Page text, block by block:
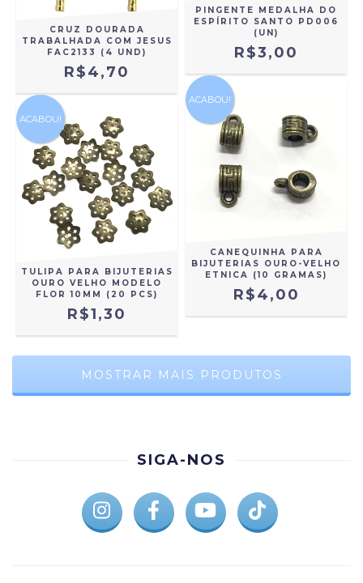
CRUZ DOURADA
TRABALHADA COM JESUS
FAC2133 (4 UND)
R$4,70
PINGENTE MEDALHA DO
ESPÍRITO SANTO PD006
(UN)
R$3,00
ACABOU!
TULIPA PARA BIJUTERIAS
OURO VELHO MODELO
FLOR 10MM (20 PCS)
R$1,30
ACABOU!
CANEQUINHA PARA
BIJUTERIAS OURO-VELHO
ETNICA (10 GRAMAS)
R$4,00
MOSTRAR MAIS PRODUTOS
SIGA-NOS